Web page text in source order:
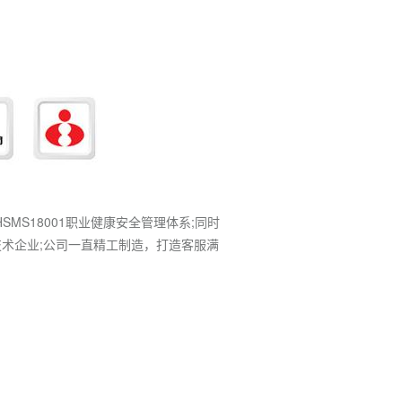
职业健康安全管理体系;同时
企业;公司一直精工制造，打造客服满